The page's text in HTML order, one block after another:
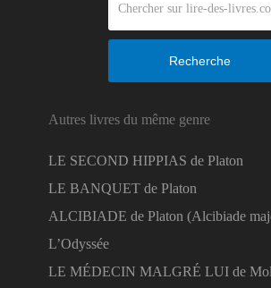
Recherche
Autres livres du même genre
LE SECOND HIPPIAS de Platon
LE BANQUET de Platon
ALCIBIADE de Platon (Alcibiade
L’Odyssée
LE MÉDECIN MALGRÉ LUI de